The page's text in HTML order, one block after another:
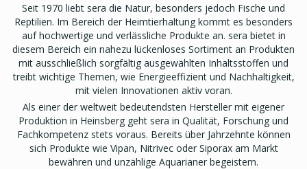
Seit 1970 liebt sera die Natur, besonders jedoch Fische und
Reptilien. Im Bereich der Heimtierhaltung kommt es besonders
auf hochwertige und verlässliche Produkte an. sera bietet in
diesem Bereich ein nahezu lückenloses Sortiment an Produkten
mit ausschließlich sorgfältig ausgewählten Inhaltsstoffen und
treibt wichtige Themen, wie Energieeffizient und Nachhaltigkeit,
mit vielen Innovationen aktiv voran.
Als einer der weltweit bedeutendsten Hersteller mit eigener
Produktion in Heinsberg geht sera in Qualität, Forschung und
Fachkompetenz stets voraus. Bereits über Jahrzehnte können
sich Produkte wie Vipan, Nitrivec oder Siporax am Markt
bewähren und unzählige Aquarianer begeistern.